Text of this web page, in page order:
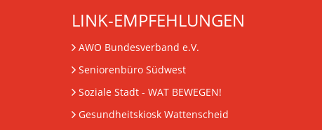
LINK-EMPFEHLUNGEN
AWO Bundesverband e.V.
Seniorenbüro Südwest
Soziale Stadt - WAT BEWEGEN!
Gesundheitskiosk Wattenscheid